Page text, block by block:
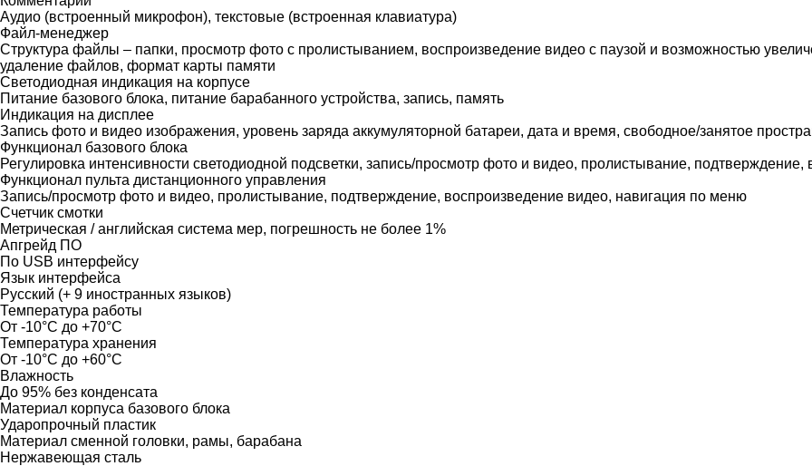
Аудио (встроенный микрофон), текстовые (встроенная клавиатура)
Файл-менеджер
Структура файлы – папки, просмотр фото с пролистыванием, воспроизведение видео с паузой и возможностью
удаление файлов, формат карты памяти
Светодиодная индикация на корпусе
Питание базового блока, питание барабанного устройства, запись, память
Индикация на дисплее
Запись фото и видео изображения, уровень заряда аккумуляторной батареи, дата и время, свободное/занятое
Функционал базового блока
Регулировка интенсивности светодиодной подсветки, запись/просмотр фото и видео, пролистывание,
Функционал пульта дистанционного управления
Запись/просмотр фото и видео, пролистывание, подтверждение, воспроизведение видео, навигация по меню
Счетчик смотки
Метрическая / английская система мер, погрешность не более 1%
Апгрейд ПО
По USB интерфейсу
Язык интерфейса
Русский (+ 9 иностранных языков)
Температура работы
От -10°C до +70°C
Температура хранения
От -10°C до +60°C
Влажность
До 95% без конденсата
Материал корпуса базового блока
Ударопрочный пластик
Материал сменной головки, рамы, барабана
Нержавеющая сталь